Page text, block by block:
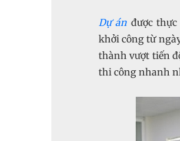
Dự án được
khởi công từ
thành vượt tiến
thi công nhanh